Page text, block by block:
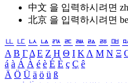
中文 을 입력하시려면
北京 을 입력하시려면
ㅥ ㅦ ㅧ ㅨ ㅩ ㅪ ㅫ ㅬ ㅭ ㅮ
Α Β ΓΔ Ε Ζ Η Θ Ι ΚΛ Μ Ν Ξ
á à Á À é è É È ç Ç ê
Ä Ö Ü ä ö ü ß